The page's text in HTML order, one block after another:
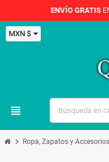
ENVÍO GRATIS
MXN $
view_headline
chevron_right Ropa, Zapatos y Accesorios